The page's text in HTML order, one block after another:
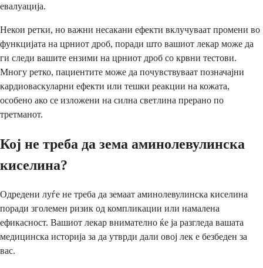
евалуација.
Некои ретки, но важни несакани ефекти вклучуваат промени во
функцијата на црниот дроб, поради што вашиот лекар може да
ги следи вашите ензими на црниот дроб со крвни тестови.
Многу ретко, пациентите може да почувствуваат позначајни
кардиоваскуларни ефекти или тешки реакции на кожата,
особено ако се изложени на силна светлина прерано по
третманот.
Кој не треба да зема аминолевулинска
киселина?
Одредени луѓе не треба да земаат аминолевулинска киселина
поради зголемен ризик од компликации или намалена
ефикасност. Вашиот лекар внимателно ќе ја разгледа вашата
медицинска историја за да утврди дали овој лек е безбеден за
вас.